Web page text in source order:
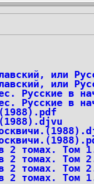
или
или
Русские в
Русские в
2 томах. Том
2 томах. Том
в 2 томах. Том
в 2 томах. Том